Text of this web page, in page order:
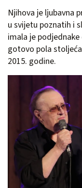
Njihova je ljubavna
u svijetu poznatih i
imala je
gotovo pola
2015. godine.